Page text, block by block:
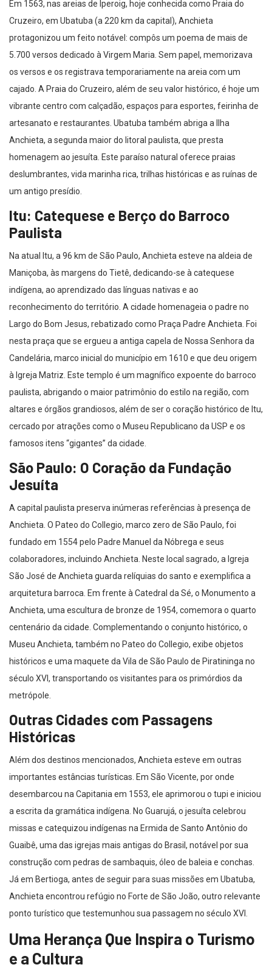
Em 1563, nas areias de Iperoig, hoje conhecida como Praia do
Cruzeiro, em Ubatuba (a 220 km da capital), Anchieta
protagonizou um feito notável: compôs um poema de mais de
5.700 versos dedicado à Virgem Maria. Sem papel, memorizava
os versos e os registrava temporariamente na areia com um
cajado. A Praia do Cruzeiro, além de seu valor histórico, é hoje um
vibrante centro com calçadão, espaços para esportes, feirinha de
artesanato e restaurantes. Ubatuba também abriga a Ilha
Anchieta, a segunda maior do litoral paulista, que presta
homenagem ao jesuíta. Este paraíso natural oferece praias
deslumbrantes, vida marinha rica, trilhas históricas e as ruínas de
um antigo presídio.
Itu: Catequese e Berço do Barroco
Paulista
Na atual Itu, a 96 km de São Paulo, Anchieta esteve na aldeia de
Maniçoba, às margens do Tietê, dedicando-se à catequese
indígena, ao aprendizado das línguas nativas e ao
reconhecimento do território. A cidade homenageia o padre no
Largo do Bom Jesus, rebatizado como Praça Padre Anchieta. Foi
nesta praça que se ergueu a antiga capela de Nossa Senhora da
Candelária, marco inicial do município em 1610 e que deu origem
à Igreja Matriz. Este templo é um magnífico expoente do barroco
paulista, abrigando o maior patrimônio do estilo na região, com
altares e órgãos grandiosos, além de ser o coração histórico de Itu,
cercado por atrações como o Museu Republicano da USP e os
famosos itens “gigantes” da cidade.
São Paulo: O Coração da Fundação
Jesuíta
A capital paulista preserva inúmeras referências à presença de
Anchieta. O Pateo do Collegio, marco zero de São Paulo, foi
fundado em 1554 pelo Padre Manuel da Nóbrega e seus
colaboradores, incluindo Anchieta. Neste local sagrado, a Igreja
São José de Anchieta guarda relíquias do santo e exemplifica a
arquitetura barroca. Em frente à Catedral da Sé, o Monumento a
Anchieta, uma escultura de bronze de 1954, comemora o quarto
centenário da cidade. Complementando o conjunto histórico, o
Museu Anchieta, também no Pateo do Collegio, exibe objetos
históricos e uma maquete da Vila de São Paulo de Piratininga no
século XVI, transportando os visitantes para os primórdios da
metrópole.
Outras Cidades com Passagens
Históricas
Além dos destinos mencionados, Anchieta esteve em outras
importantes estâncias turísticas. Em São Vicente, por onde
desembarcou na Capitania em 1553, ele aprimorou o tupi e iniciou
a escrita da gramática indígena. No Guarujá, o jesuíta celebrou
missas e catequizou indígenas na Ermida de Santo Antônio do
Guaibê, uma das igrejas mais antigas do Brasil, notável por sua
construção com pedras de sambaquis, óleo de baleia e conchas.
Já em Bertioga, antes de seguir para suas missões em Ubatuba,
Anchieta encontrou refúgio no Forte de São João, outro relevante
ponto turístico que testemunhou sua passagem no século XVI.
Uma Herança Que Inspira o Turismo
e a Cultura